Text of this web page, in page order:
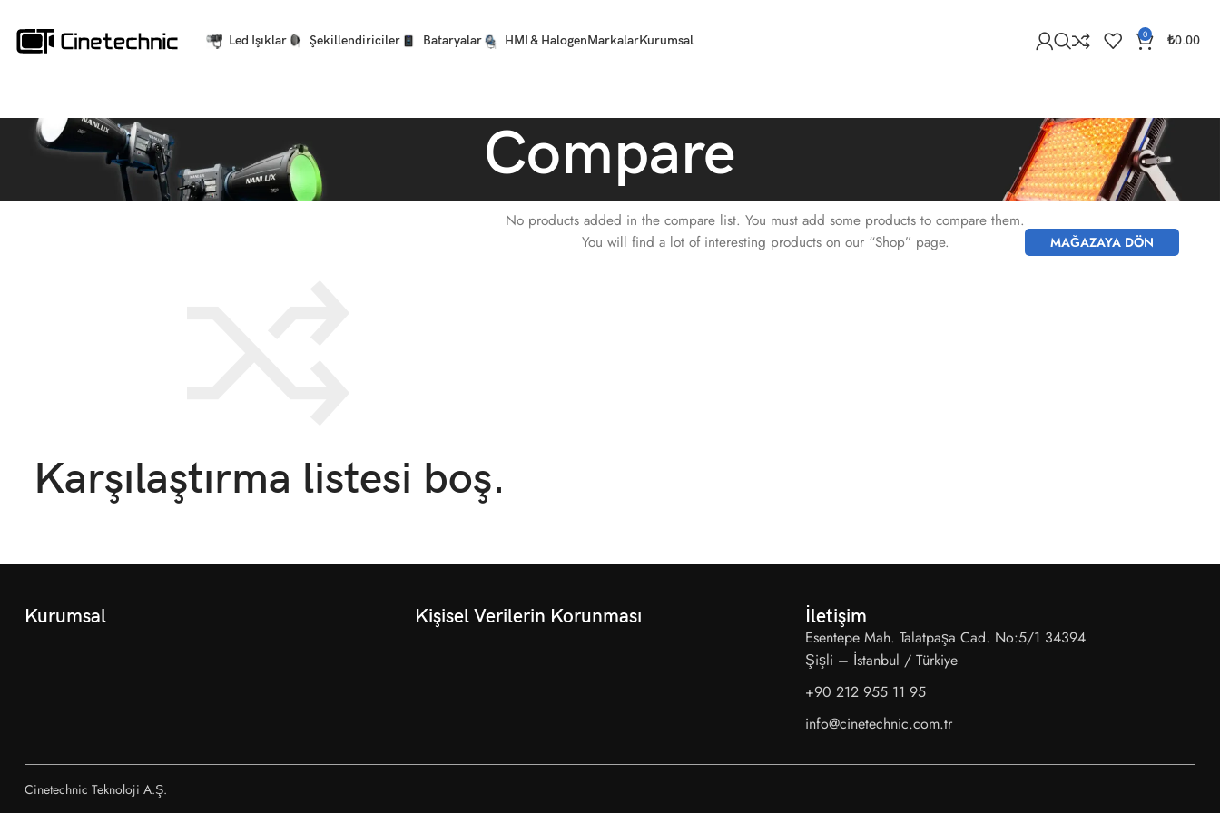
Led Işıklar Şekillendiriciler Bataryalar HMI & HalogenMarkalarKurumsal 0 ₺0.00
Compare
Karşılaştırma listesi boş.
No products added in the compare list. You must add some products to compare them.
You will find a lot of interesting products on our “Shop” page.
MAĞAZAYA DÖN
Kurumsal Kişisel Verilerin Korunması İletişim
Esentepe Mah. Talatpaşa Cad. No:5/1 34394
Şişli – İstanbul / Türkiye
+90 212 955 11 95
info@cinetechnic.com.tr
Cinetechnic Teknoloji A.Ş.